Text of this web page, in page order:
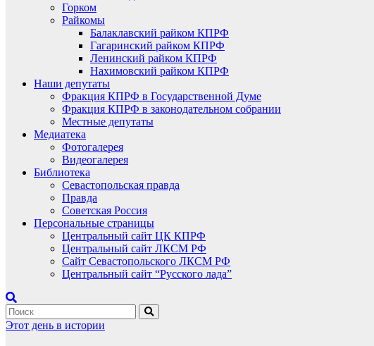
Горком
Райкомы
Балаклавский райком КПРФ
Гагаринский райком КПРФ
Ленинский райком КПРФ
Нахимовский райком КПРФ
Наши депутаты
Фракция КПРФ в Государственной Думе
Фракция КПРФ в законодательном собрании
Местные депутаты
Медиатека
Фотогалерея
Видеогалерея
Библиотека
Севастопольская правда
Правда
Советская Россия
Персональные страницы
Центральный сайт ЦК КПРФ
Центральный сайт ЛКСМ РФ
Сайт Севастопольского ЛКСМ РФ
Центральный сайт “Русского лада”
Этот день в истории